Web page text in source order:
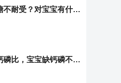
什么是乳糖不耐受？对宝宝有什么影响？
揭秘母乳钙磷比，宝宝缺钙磷不再愁